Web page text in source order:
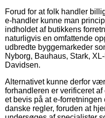
Forud for at folk handler
e-handler kunne man
indholdet af butikkens
naturligvis en omfattende
udbredte byggemarkeder
Nyborg, Bauhaus, Stark,
Davidsen.
Alternativet kunne derfor
forhandleren er verificeret
et bevis på at e-
danske regler, foruden at